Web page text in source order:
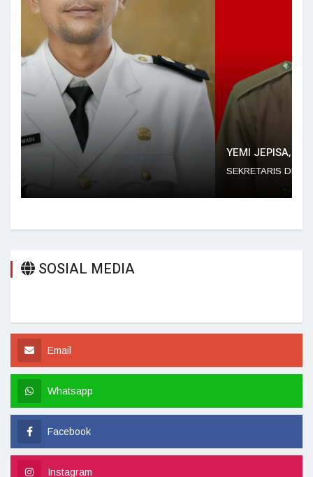
YEMI JEPISA, S.KOM
SEKRETARIS DESA
SOSIAL MEDIA
Email
Whatsapp
Facebook
Instagram